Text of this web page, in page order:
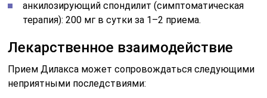
анкилозирующий спондилит (симптоматическая
терапия): 200 мг в сутки за 1–2 приема.
Лекарственное взаимодействие
Прием Дилакса может сопровождаться следующими
неприятными последствиями: